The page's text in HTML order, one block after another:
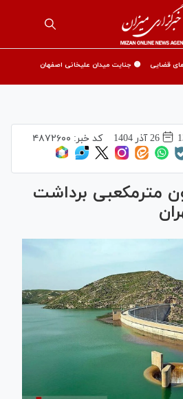
قضایی 🟡 جنایت میدان علیخانی اصفهان
26 آذر 1404 کد خبر: ۴۸۷۲۶۰۰
میلیون مترمکعبی برداشت